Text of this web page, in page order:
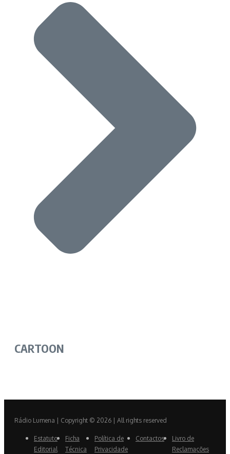
CARTOON
Rádio Lumena | Copyright © 2026 | All rights reserved
Estatuto
Editorial
Ficha
Técnica
Política de
Privacidade
Contactos
Livro de
Reclamações